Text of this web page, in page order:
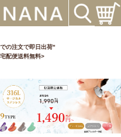
の注文で即日出荷"
配便送料無料>